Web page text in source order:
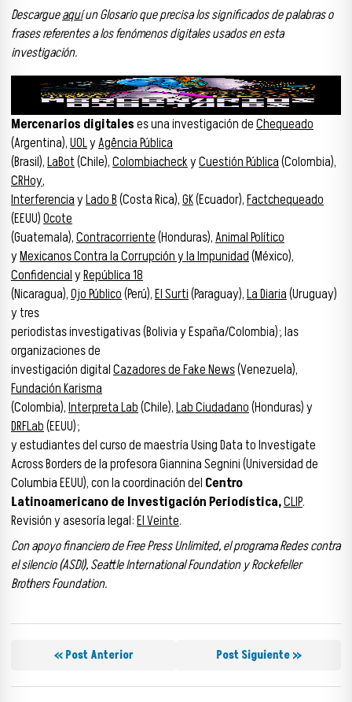
Descargueaquíun Glosario que precisa los significados de palabras o
frases referentes a los fenómenos digitales usados en esta
investigación.
Mercenarios digitaleses una investigación deChequeado
(Argentina),UOLyAgência Pública
(Brasil),LaBot(Chile),ColombiacheckyCuestión Pública(Colombia),
CRHoy,
InterferenciayLado B(Costa Rica),GK(Ecuador),Factchequeado
(EEUU)Ocote
(Guatemala),Contracorriente(Honduras),Animal Político
yMexicanos Contra la Corrupción y la Impunidad(México),
ConfidencialyRepública 18
(Nicaragua),Ojo Público(Perú),El Surti(Paraguay),La Diaria(Uruguay)
y tres
periodistas investigativas (Bolivia y España/Colombia); las
organizaciones de
investigación digitalCazadores de Fake News(Venezuela),
Fundación Karisma
(Colombia),Interpreta Lab(Chile),Lab Ciudadano(Honduras) y
DRFLab(EEUU);
y estudiantes del curso de maestría Using Data to Investigate
Across Borders de la profesora Giannina Segnini (Universidad de
Columbia EEUU), con la coordinación del Centro
Latinoamericano de Investigación Periodística,CLIP.
Revisión y asesoría legal:El Veinte.
Con apoyo financiero de Free Press Unlimited, el programa Redes contra
el silencio (ASDI), Seattle International Foundation y Rockefeller
Brothers Foundation.
« Post Anterior Post Siguiente »